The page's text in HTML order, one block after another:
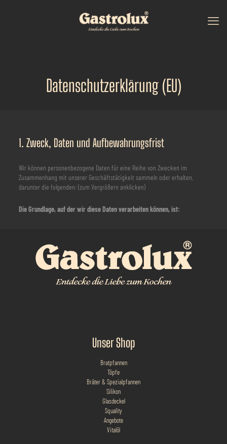
Datenschutzerklärung (EU)
1. Zweck, Daten und Aufbewahrungsfrist
Wir können personenbezogene Daten für eine Reihe von Zwecken im
Zusammenhang mit unserer Geschäftstätigkeit sammeln oder erhalten,
darunter die folgenden: (zum Vergrößern anklicken)
Die Grundlage, auf der wir diese Daten verarbeiten können, ist:
Unser Shop
Bratpfannen
Töpfe
Bräter & Spezialpfannen
Silikon
Glasdeckel
Squality
Angebote
Vitalöl